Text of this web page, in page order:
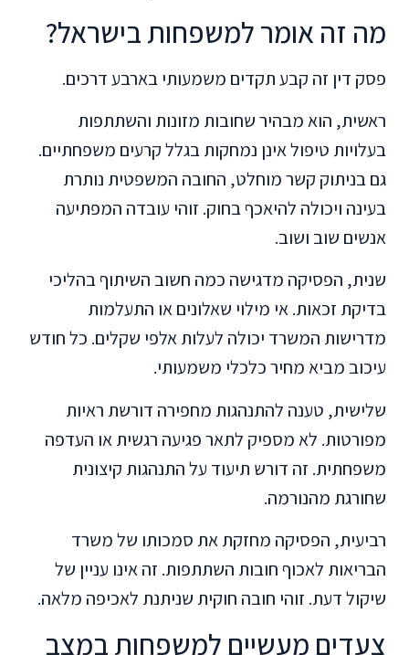
מה זה אומר למשפחות בישראל?
פסק דין זה קבע תקדים משמעותי בארבע דרכים.
ראשית, הוא מבהיר שחובות מזונות והשתתפות
בעלויות טיפול אינן נמחקות בגלל קרעים משפחתיים.
גם בניתוק קשר מוחלט, החובה המשפטית נותרת
בעינה ויכולה להיאכף בחוק. זוהי עובדה המפתיעה
אנשים שוב ושוב.
שנית, הפסיקה מדגישה כמה חשוב השיתוף בהליכי
בדיקת זכאות. אי מילוי שאלונים או התעלמות
מדרישות המשרד יכולה לעלות אלפי שקלים. כל חודש
עיכוב מביא מחיר כלכלי משמעותי.
שלישית, טענה להתנהגות מחפירה דורשת ראיות
מפורטות. לא מספיק לתאר פגיעה רגשית או העדפה
משפחתית. זה דורש תיעוד על התנהגות קיצונית
שחורגת מהנורמה.
רביעית, הפסיקה מחזקת את סמכותו של משרד
הבריאות לאכוף חובות השתתפות. זה אינו עניין של
שיקול דעת. זוהי חובה חוקית שניתנת לאכיפה מלאה.
צעדים מעשיים למשפחות במצב